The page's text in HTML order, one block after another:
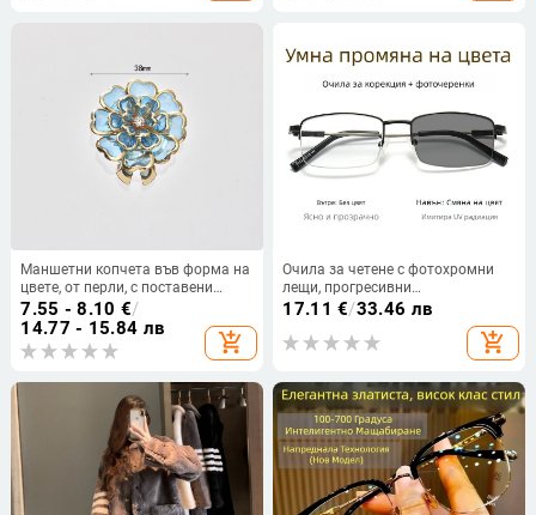
Маншетни копчета във форма на
цвете, от перли, с поставени
диаманти и бели кристали
7.55 - 8.10 €/
14.77 - 15.84 лв
add_shopping_cart
Очила за четене с фотохромни
лещи, прогресивни
многофокусни, за далечно и
близко зрение, защита срещу
синя светлина, анти-замъгляване
17.11 €/33.46 лв
add_shopping_cart